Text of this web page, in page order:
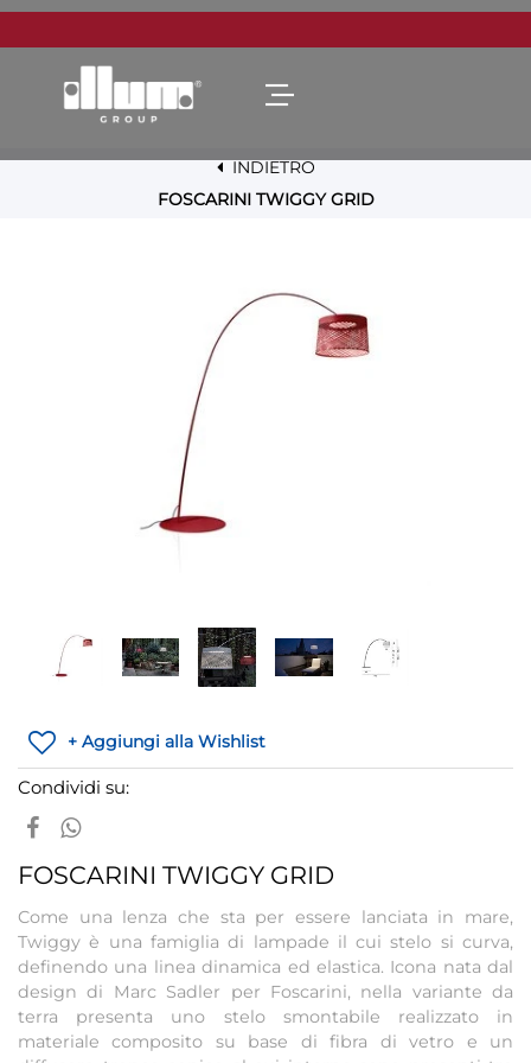
Open menu
INDIETRO
FOSCARINI TWIGGY GRID
+ Aggiungi alla Wishlist
Condividi su:
FOSCARINI TWIGGY GRID
Come una lenza che sta per essere lanciata in mare,
Twiggy è una famiglia di lampade il cui stelo si curva,
definendo una linea dinamica ed elastica. Icona nata dal
design di Marc Sadler per Foscarini, nella variante da
terra presenta uno stelo smontabile realizzato in
materiale composito su base di fibra di vetro e un